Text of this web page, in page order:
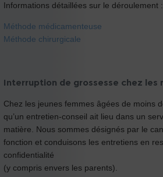
Informations détaillées sur le déroulement :
Méthode médicamenteuse
Méthode chirurgicale
Interruption de grossesse chez les
Chez les jeunes femmes âgées de moins
qu’un entretien-conseil ait lieu dans un
matière. Nous sommes désignés par le
fonction et conduisons les entretiens en
confidentialité
(y compris envers les parents).